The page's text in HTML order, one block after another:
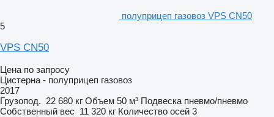
полуприцеп газовоз VPS CN50
5
VPS CN50
Цена по запросу
Цистерна - полуприцеп газовоз
2017
Грузопод. 22 680 кг Объем 50 м³ Подвеска пневмо/пневмо
Собственный вес 11 320 кг Количество осей 3